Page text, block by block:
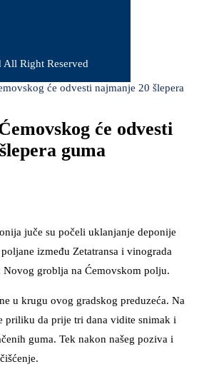
Right Reserved
će odvesti najmanje 20 šlepera
će odvesti
guma
juče su počeli uklanjanje deponije
između Zetatransa i vinograda
Novog groblja na Ćemovskom polju.
u krugu ovog gradskog preduzeća. Na
priliku da prije tri dana vidite snimak i
guma. Tek nakon našeg poziva i